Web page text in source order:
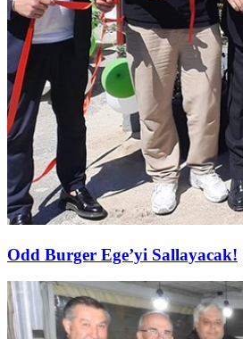
Odd Burger Ege’yi Sallayacak!